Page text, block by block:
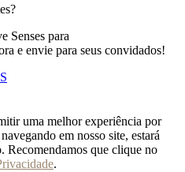
Senses para
e envie para seus convidados!
uma melhor experiência por
em nosso site, estará
Recomendamos que clique no
.